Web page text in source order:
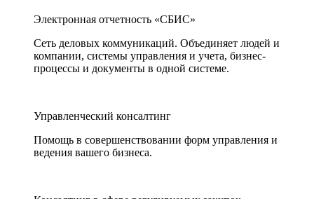
Электронная отчетность «СБИС»
Сеть деловых коммуникаций. Объединяет людей и
компании, системы управления и учета, бизнес-
процессы и документы в одной системе.
Управленческий консалтинг
Помощь в совершенствовании форм управления и
ведения вашего бизнеса.